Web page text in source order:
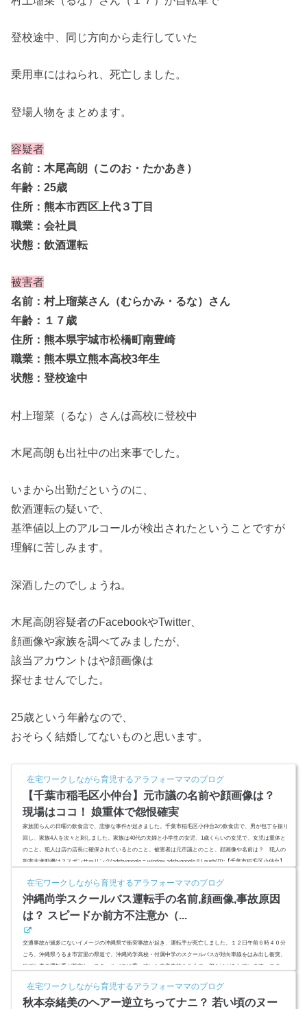
登校途中、同じ方向から走行していた
乗用車にはねられ、死亡しました。
登場人物をまとめます。
容疑者
名前：木尾高朗（このお・たかあき）
年齢：25歳
住所：熊本市西区上代３丁目
職業：会社員
状態：飲酒運転
被害者
名前：村上瑠菜さん（むらかみ・るな）さん
年齢：１７歳
住所：熊本県宇城市松橋町南豊崎
職業：熊本県立熊本高校3年生
状態：登校途中
村上瑠菜（るな）さんは高校に登校中
木尾高朗も出社中の出来事でした。
いまから出勤だというのに、
飲酒運転の疑いで、
基準値以上のアルコールが検出されたということですが
理解に苦しみます。
深酒したのでしょうね。
木尾高朗容疑者のFacebookやTwitter、
顔画像や家族を調べてみましたが、
該当アカウントはや顔画像は
探せませんでした。
25歳という年齢なので、
おそらく結婚してないものと思います。
在宅ワークしながら育児するアラフォーママのブログ
【千葉市稲毛区小仲台】元市議の名前や顔画像は？
現場はココ！ 娘重体で怨恨確実
家族団らんの日曜の飲食店で、悲惨な事件が起きました。千葉市稲毛区小仲台2の飲食店で、男が包丁を振り
回し、家族4人を次々と刺しました。家族は40代の夫婦と小学生の女児、1歳くらいの女児で、女児は重体と
のこと。犯人は店の店長に確保されているとのこと。被害者は元市議とのこと、顔画像や名前は？ 犯人の
殺害未遂動機は？スポンサーリンク(adsbygoogle = window.adsbygoogle || ).push({});【千葉市稲毛区小仲台】
楽しんで...
在宅ワークしながら育児するアラフォーママのブログ
沖縄尚学スクールバス運転手の名前,顔画像,事故原因
は？ スピードか前方不注意か（...
交通事故が滅多にないイメージの沖縄県で衝突事故が起き、運転手が死亡しました。１２日午前６時４０分
ごろ、沖縄県うるま市宮里の県道で、沖縄尚学高校・付属中学のスクールバスが対向車線をはみ出し衝突、
ワゴン車の運転手が死亡し。スクールバスに乗っていた中高生約１５人の一部もけがをしています。スクー
oogle || ).push({});沖縄尚学スクールバス運転手の名前,顔画像？交通事故が滅多にないイメージの沖縄県で衝
突事故が起...
在宅ワークしながら育児するアラフォーママのブログ
秋本奈緒美のヘアー逆立ちってナニ？ 若い頃のヌー